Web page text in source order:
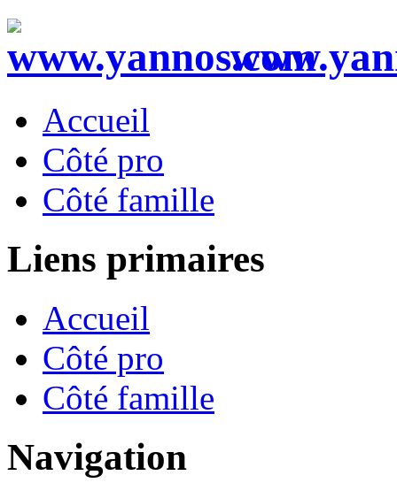
Accueil
Côté pro
Côté famille
Liens primaires
Accueil
Côté pro
Côté famille
Navigation